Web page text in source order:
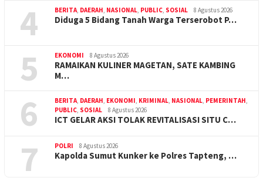
4 BERITA, DAERAH, NASIONAL, PUBLIC, SOSIAL 8 Agustus 2026
Diduga 5 Bidang Tanah Warga Terserobot P…
5 EKONOMI 8 Agustus 2026
RAMAIKAN KULINER MAGETAN, SATE KAMBING
M…
6 BERITA, DAERAH, EKONOMI, KRIMINAL, NASIONAL, PEMERINTAH,
PUBLIC, SOSIAL 8 Agustus 2026
ICT GELAR AKSI TOLAK REVITALISASI SITU C…
7 POLRI 8 Agustus 2026
Kapolda Sumut Kunker ke Polres Tapteng, …